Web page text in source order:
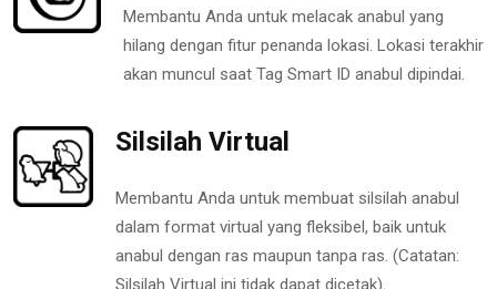
Membantu Anda untuk melacak anabul yang
hilang dengan fitur penanda lokasi. Lokasi terakhir
akan muncul saat Tag Smart ID anabul dipindai.
Silsilah Virtual
Membantu Anda untuk membuat silsilah anabul
dalam format virtual yang fleksibel, baik untuk
anabul dengan ras maupun tanpa ras. (Catatan:
Silsilah Virtual ini tidak dapat dicetak).